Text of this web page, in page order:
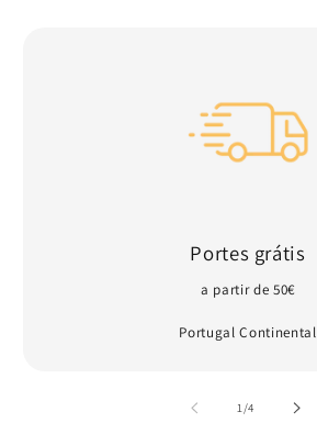
Portes grátis
a partir de 50€
Portugal Continental
1/de
4